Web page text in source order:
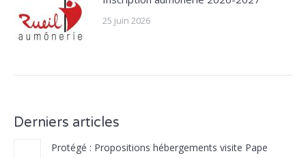
25 juin 2026
Derniers articles
Protégé : Propositions hébergements visite Pape